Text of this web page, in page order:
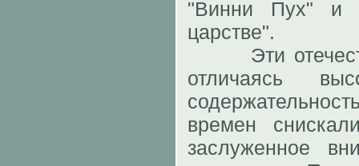
"Винни Пух" и
царстве".
Эти
отличаясь
времен
заслуженное